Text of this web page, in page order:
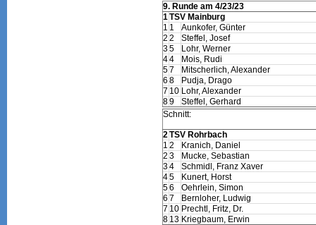
9. Runde am 4/23/23
1 TSV Mainburg
1 1
Aunkofer, Günter
2 2
Steffel, Josef
35
Lohr, Werner
44
Mois, Rudi
57
Mitscherlich, Alexander
6 8
Pudja, Drago
7 10 Lohr, Alexander
89
Steffel, Gerhard
Schnitt:
2 TSV Rohrbach
1 2
Kranich, Daniel
2 3
Mucke, Sebastian
34
Schmidl, Franz Xaver
45
Kunert, Horst
56
Oehrlein, Simon
6 7
Bernloher, Ludwig
7 10 Prechtl, Fritz, Dr.
8 13 Kriegbaum, Erwin